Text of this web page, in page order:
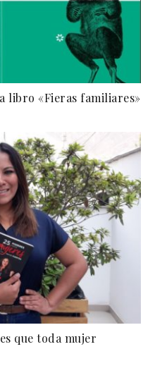
libro «Fieras familiares»
que toda mujer